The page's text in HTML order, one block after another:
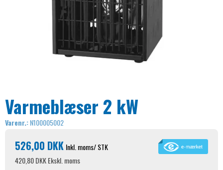
Varmeblæser 2 kW
Varenr.:N100005002
526,00 DKK Inkl. moms/ STK
420,80 DKKEkskl. moms